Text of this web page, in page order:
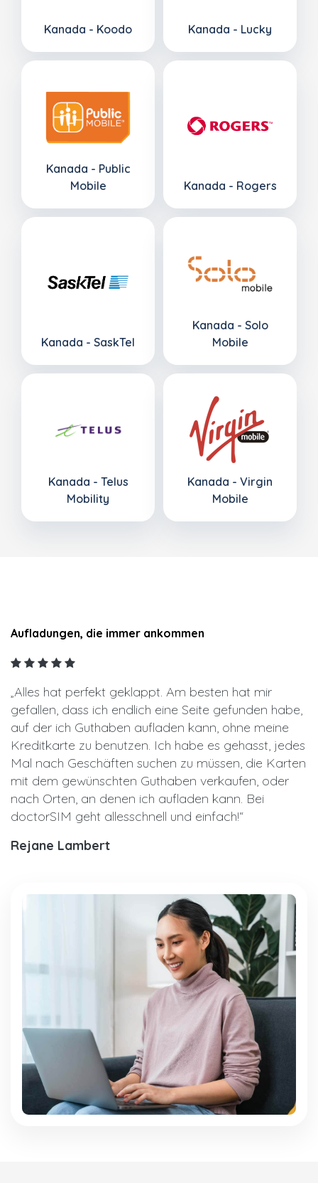
Kanada - Koodo Kanada - Lucky
Kanada - Public
Mobile
Kanada - Rogers
Kanada - SaskTel
Kanada - Solo
Mobile
Kanada - Telus
Mobility
Kanada - Virgin
Mobile
Aufladungen, die immer ankommen
„Alles hat perfekt geklappt. Am besten hat mir
gefallen, dass ich endlich eine Seite gefunden habe,
auf der ich Guthaben aufladen kann, ohne meine
Kreditkarte zu benutzen. Ich habe es gehasst, jedes
Mal nach Geschäften suchen zu müssen, die Karten
mit dem gewünschten Guthaben verkaufen, oder
nach Orten, an denen ich aufladen kann. Bei
doctorSIM geht allesschnell und einfach!“
Rejane Lambert